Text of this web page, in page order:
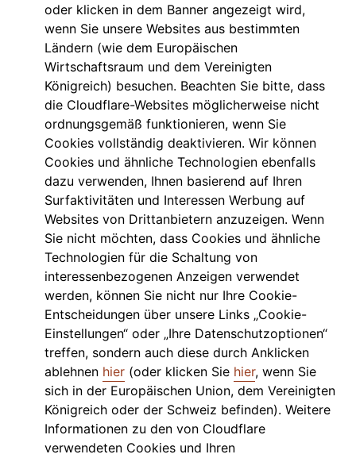
oder klicken in dem Banner angezeigt wird,
wenn Sie unsere Websites aus bestimmten
Ländern (wie dem Europäischen
Wirtschaftsraum und dem Vereinigten
Königreich) besuchen. Beachten Sie bitte, dass
die Cloudflare-Websites möglicherweise nicht
ordnungsgemäß funktionieren, wenn Sie
Cookies vollständig deaktivieren. Wir können
Cookies und ähnliche Technologien ebenfalls
dazu verwenden, Ihnen basierend auf Ihren
Surfaktivitäten und Interessen Werbung auf
Websites von Drittanbietern anzuzeigen. Wenn
Sie nicht möchten, dass Cookies und ähnliche
Technologien für die Schaltung von
interessenbezogenen Anzeigen verwendet
werden, können Sie nicht nur Ihre Cookie-
Entscheidungen über unsere Links „Cookie-
Einstellungen“ oder „Ihre Datenschutzoptionen“
treffen, sondern auch diese durch Anklicken
ablehnen hier (oder klicken Sie hier, wenn Sie
sich in der Europäischen Union, dem Vereinigten
Königreich oder der Schweiz befinden). Weitere
Informationen zu den von Cloudflare
verwendeten Cookies und Ihren